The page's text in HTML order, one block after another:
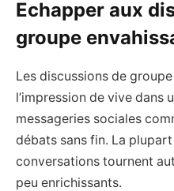
Echapper aux
groupe
Les discussions de
l’impression de vive dans
messageries sociales
débats sans fin. La
conversations tournent
peu enrichissants.